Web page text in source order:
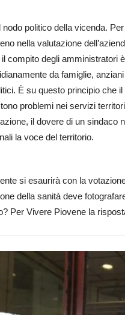
politico della vicenda.
nella valutazione
compito degli amministratori
da famiglie,
È su questo principio che
problemi nei servizi
il dovere di un sindaco
la voce del territorio.
si esaurirà con la
della sanità deve
Per Vivere Piovene la